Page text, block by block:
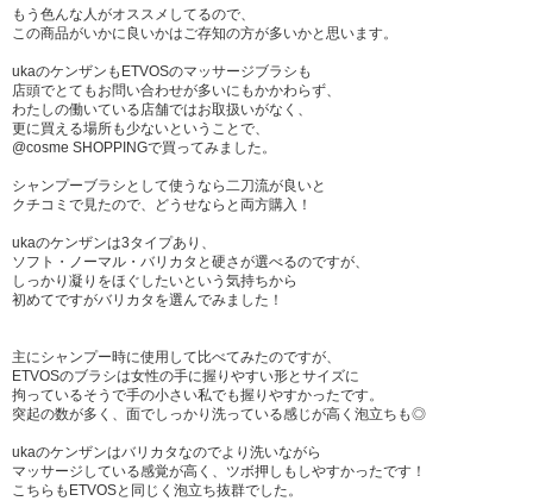
もう色んな人がオススメしてるので、
この商品がいかに良いかはご存知の方が多いかと思います。
ukaのケンザンもETVOSのマッサージブラシも
店頭でとてもお問い合わせが多いにもかかわらず、
わたしの働いている店舗ではお取扱いがなく、
更に買える場所も少ないということで、
@cosme SHOPPINGで買ってみました。
シャンプーブラシとして使うなら二刀流が良いと
クチコミで見たので、どうせならと両方購入！
ukaのケンザンは3タイプあり、
ソフト・ノーマル・バリカタと硬さが選べるのですが、
しっかり凝りをほぐしたいという気持ちから
初めてですがバリカタを選んでみました！
主にシャンプー時に使用して比べてみたのですが、
ETVOSのブラシは女性の手に握りやすい形とサイズに
拘っているそうで手の小さい私でも握りやすかったです。
突起の数が多く、面でしっかり洗っている感じが高く泡立ちも◎
ukaのケンザンはバリカタなのでより洗いながら
マッサージしている感覚が高く、ツボ押しもしやすかったです！
こちらもETVOSと同じく泡立ち抜群でした。